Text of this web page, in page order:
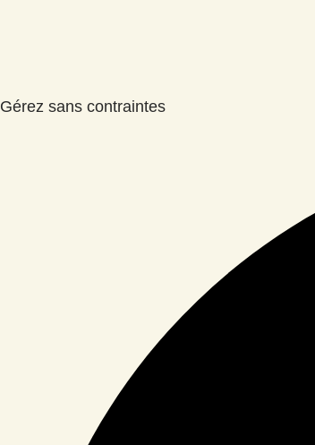
Gérez sans contraintes